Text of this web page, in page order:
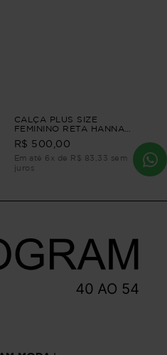
CALÇA PLUS SIZE
FEMININO RETA HANNAH
Azul P - 42
R$ 500,00
Em até 6x de R$ 83,33 sem
juros